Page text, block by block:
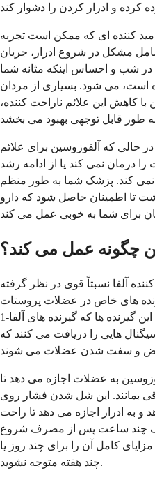
کننده ای که ممکن است تجربه
مشکل در شروع ادرار، جریان
در شب و احساس اینکه مثانه شما
است، می شود. بسیاری از مردان
کاهش این علائم ناراحت کننده،
در حالی که آلفوزوسین برای علائم BPH بسیار موثر است، شایان ذکر
درمان نمی کند یا از ادامه رشد
کند. پزشک شما به طور منظم
تا اطمینان حاصل شود که دارو
چگونه عمل می کند؟
آلفا نسبتاً قوی در نظر گرفته
های خاص در عضلات پروستات
و گردن مثانه شما عمل می کند. این گیرنده ها که گیرنده های آلفا-1
هایی را دریافت می کنند که
به عضلات اجازه می دهد تا
بمانند. این شل شدن فشار روی
به ادرار اجازه می دهد تا راحت
ظرف چند ساعت پس از مصرف شروع
کامل آن را برای چند روز یا
چند هفته متوجه نشوید.